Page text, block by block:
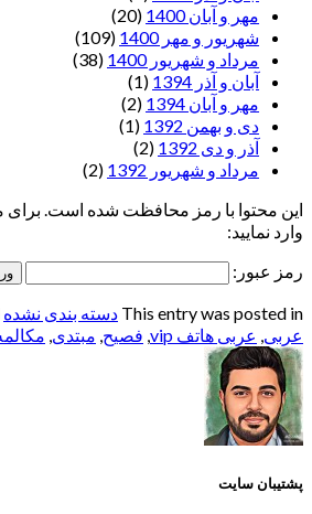
مهر و آبان 1400
(20)
شهریور و مهر 1400
(109)
مرداد و شهریور 1400
(38)
آبان و آذر 1394
(1)
مهر و آبان 1394
(2)
دی و بهمن 1392
(1)
آذر و دی 1392
(2)
مرداد و شهریور 1392
(2)
این محتوا با رمز محافظت شده است. برای
وارد نمایید:
رمز عبور:
This entry was posted in دسته بندی نشده
عربی, عربی هاتف vip , فصیح, مبتدی,
پشتیبان سایت